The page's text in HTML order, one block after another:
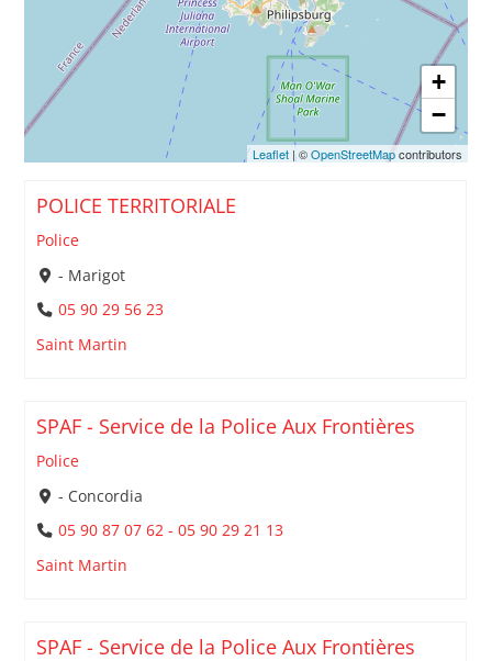
POLICE TERRITORIALE
Police
- Marigot
05 90 29 56 23
Saint Martin
SPAF - Service de la Police Aux Frontières
Police
- Concordia
05 90 87 07 62 - 05 90 29 21 13
Saint Martin
SPAF - Service de la Police Aux Frontières
+
−
Leaflet| ©OpenStreetMapcontributors